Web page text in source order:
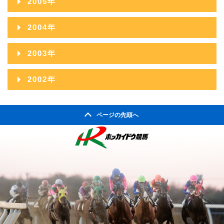
2014年01月
2013年03月
2013年02月
2013年01月
2012年03月
2012年02月
2012年01月
2011年05月
2011年03月
2011年02月
2010年06月
2010年05月
2010年03月
2010年01月
2009年08月
2009年07月
2009年06月
2009年05月
2009年03月
2008年09月
2008年08月
2008年07月
2008年06月
2008年05月
2008年01月
2007年10月
2007年09月
2007年08月
2007年07月
2007年02月
2007年01月
2006年11月
2006年10月
2006年09月
2006年08月
2006年03月
2006年02月
2005年12月
2005年11月
2005年10月
2005年09月
2005年08月
2005年07月
2005年04月
2005年03月
2004年
2004年12月
2004年11月
2004年10月
2004年06月
2004年05月
2004年04月
2003年
2003年12月
2003年07月
2003年06月
2003年05月
2002年
ページの先頭へ